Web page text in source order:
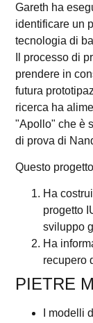
Gareth ha
identificare un
tecnologia di
Il processo di
prendere in
futura
ricerca ha
"Apollo" che è
di prova di
Questo
Ha
progetto
sviluppo
Ha
recupero
PIETRE
I modelli